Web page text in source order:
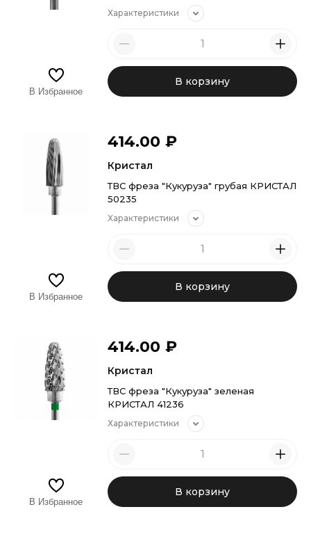
Характеристики
В корзину
В Избранное
414.00 ₽
Кристал
ТВС фреза "Кукуруза" грубая КРИСТАЛ
50235
Характеристики
В корзину
В Избранное
414.00 ₽
Кристал
ТВС фреза "Кукуруза" зеленая
КРИСТАЛ 41236
Характеристики
В корзину
В Избранное